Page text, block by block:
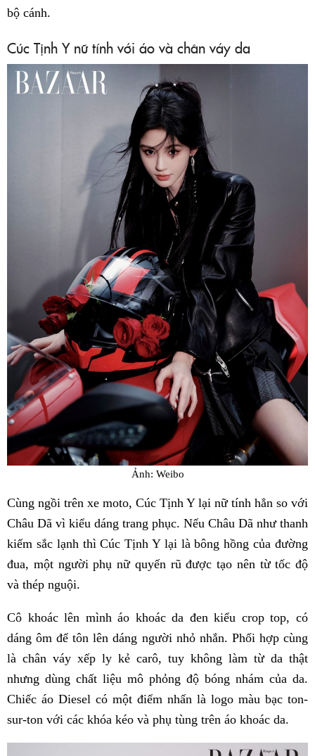
bộ cánh.
Cúc Tịnh Y nữ tính với áo và chân váy da
Ảnh: Weibo
Cùng ngồi trên xe moto, Cúc Tịnh Y lại nữ tính hẳn so với
Châu Dã vì kiểu dáng trang phục. Nếu Châu Dã như thanh
kiếm sắc lạnh thì Cúc Tịnh Y lại là bông hồng của đường
đua, một người phụ nữ quyến rũ được tạo nên từ tốc độ
và thép nguội.
Cô khoác lên mình áo khoác da đen kiểu crop top, có
dáng ôm để tôn lên dáng người nhỏ nhắn. Phối hợp cùng
là chân váy xếp ly kẻ carô, tuy không làm từ da thật
nhưng dùng chất liệu mô phỏng độ bóng nhám của da.
Chiếc áo Diesel có một điểm nhấn là logo màu bạc ton-
sur-ton với các khóa kéo và phụ tùng trên áo khoác da.